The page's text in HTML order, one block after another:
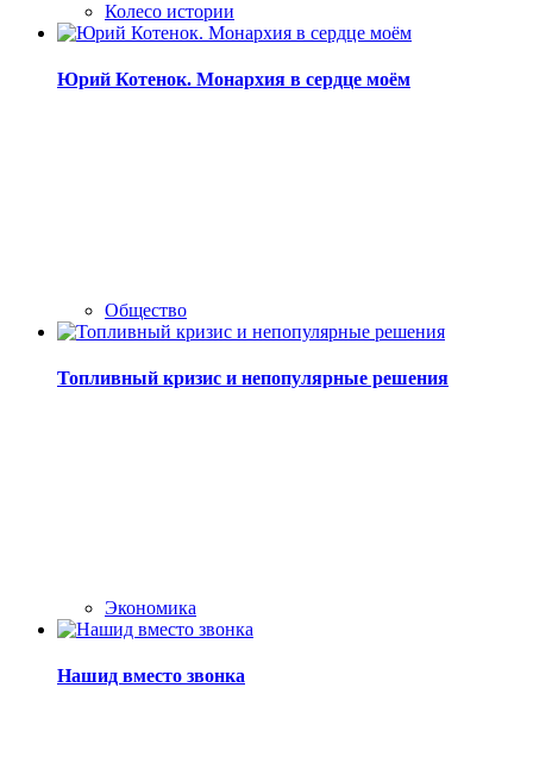
Колесо истории
Юрий Котенок. Монархия в сердце моём
Общество
Топливный кризис и непопулярные решения
Экономика
Нашид вместо звонка